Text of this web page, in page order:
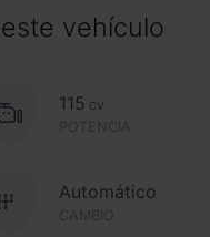
vehículo
115 cv
POTENCIA
CAMBIO
Automático